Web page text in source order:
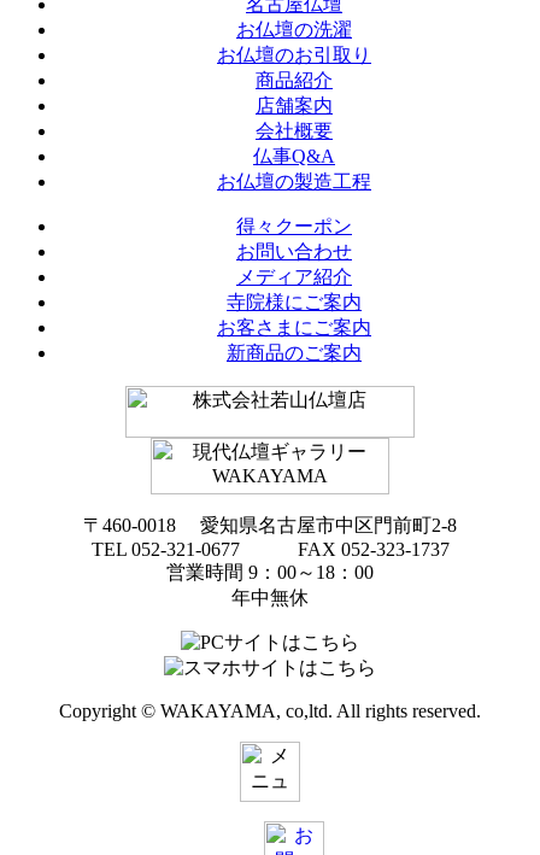
名古屋仏壇
お仏壇の洗濯
お仏壇のお引取り
商品紹介
店舗案内
会社概要
仏事Q&A
お仏壇の製造工程
得々クーポン
お問い合わせ
メディア紹介
寺院様にご案内
お客さまにご案内
新商品のご案内
〒460-0018 愛知県名古屋市中区門前町2-8
TEL 052-321-0677 FAX 052-323-1737
営業時間 9：00～18：00
年中無休
Copyright © WAKAYAMA, co,ltd. All rights reserved.